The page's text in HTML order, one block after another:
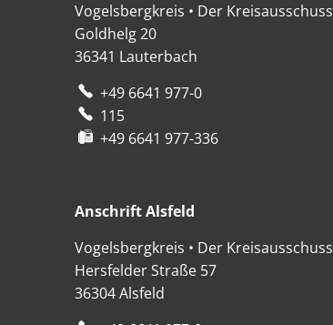
Vogelsbergkreis • Der Kreisausschuss
Goldhelg 20
36341 Lauterbach
+49 6641 977-0
115
+49 6641 977-336
Anschrift Alsfeld
Vogelsbergkreis • Der Kreisausschuss
Hersfelder Straße 57
36304Alsfeld